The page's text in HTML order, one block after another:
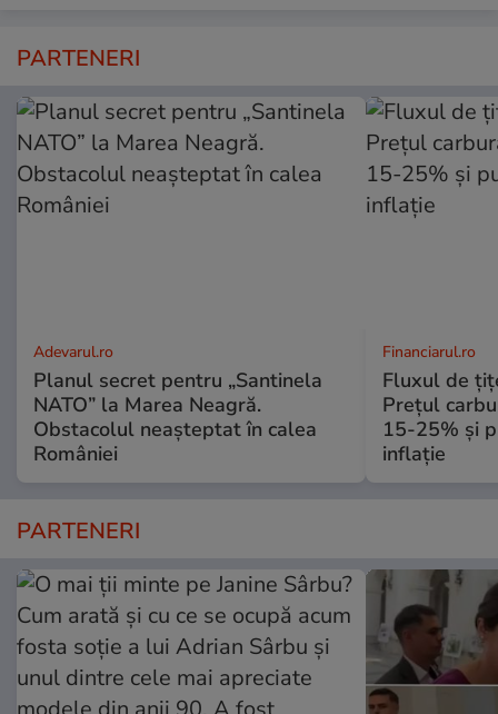
PARTENERI
Adevarul.ro
Planul secret pentru „Santinela
NATO” la Marea Neagră.
Obstacolul neașteptat în calea
României
Financiarul.ro
Fluxul de
Prețul
15-25% și
inflație
PARTENERI